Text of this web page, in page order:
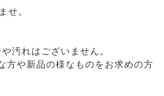
せ。
汚れはございません。
方や新品の様なものをお求めの方